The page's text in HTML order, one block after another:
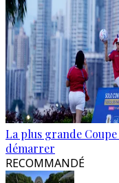
La plus grande
démarrer
RECOMMANDÉ